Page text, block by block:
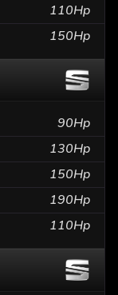
110Hp
150Hp
90Hp
130Hp
150Hp
190Hp
110Hp